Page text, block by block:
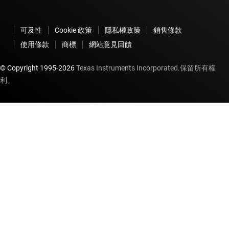
可及性 Cookie 政策 隱私權政策
銷售條款
使用條款
商標 網站意見回饋
© Copyright 1995-2026Texas Instruments Incorporated.保留所有權
利。